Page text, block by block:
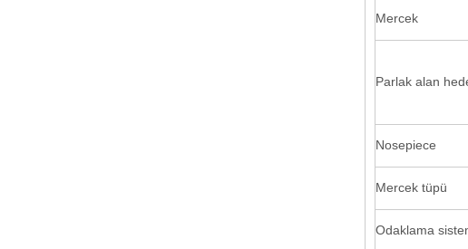
Mercek
Parlak alan
Nosepiece
Mercek tüpü
Odaklama